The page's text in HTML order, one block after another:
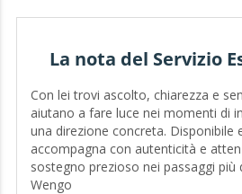
La nota del Servizio
Con lei trovi ascolto, chiarezza e
aiutano a fare luce nei momenti di
una direzione concreta. Disponibile
accompagna con autenticità e
sostegno prezioso nei passaggi più
Wengo